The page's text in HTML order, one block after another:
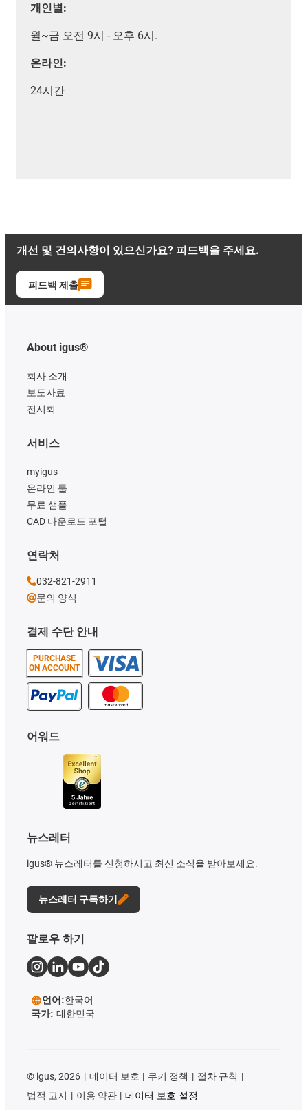
개인별:
월~금 오전 9시 - 오후 6시.
온라인:
24시간
개선 및 건의사항이 있으신가요? 피드백을 주세요.
피드백 제출
About igus®
회사 소개
보도자료
전시회
결제 수단 안내
PURCHASE
ON ACCOUNT
서비스
myigus
온라인 툴
무료 샘플
CAD 다운로드 포털
어워드
뉴스레터
igus® 뉴스레터를 신청하시고 최신 소식을 받아보세요.
뉴스레터 구독하기
연락처
032-821-2911
문의 양식
팔로우 하기
언어:한국어
국가: 대한민국
© igus, 2026 데이터 보호 쿠키 정책
절차 규칙
법적 고지
이용 약관 데이터 보호 설정